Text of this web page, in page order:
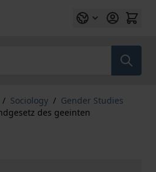
/ Sociology / Gender Studies
des geeinten